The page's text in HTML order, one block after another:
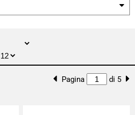
Pagina di 5